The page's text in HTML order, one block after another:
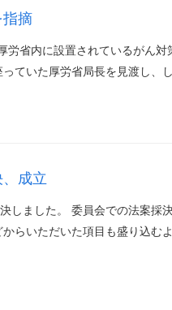
摘
省内に設置されているがん
ていた厚労省局長を見渡し、
成立
ました。 委員会での法案採
らいただいた項目も盛り込む